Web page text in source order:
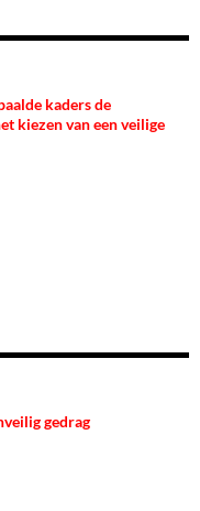
kaders de
kiezen van een veilige
gedrag